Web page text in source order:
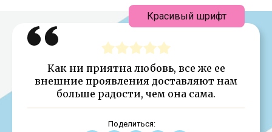
Как ни приятна любовь, все же ее
внешние проявления доставляют нам
больше радости, чем она сама.
Поделиться:
Красивый шрифт